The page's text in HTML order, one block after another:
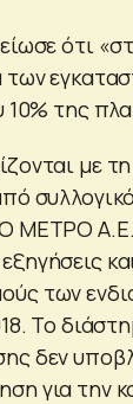
ότι
των
10% της
με
ΜΕΤΡΟ
των
Το
δεν
για την